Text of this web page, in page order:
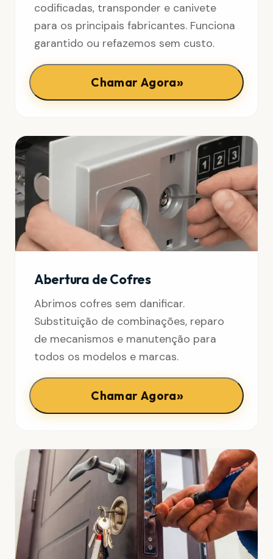
codificadas, transponder e canivete
para os principais fabricantes. Funciona
garantido ou refazemos sem custo.
Chamar Agora»
Abertura de Cofres
Abrimos cofres sem danificar.
Substituição de combinações, reparo
de mecanismos e manutenção para
todos os modelos e marcas.
Chamar Agora»